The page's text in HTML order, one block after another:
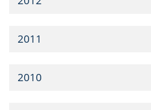
2011
2010